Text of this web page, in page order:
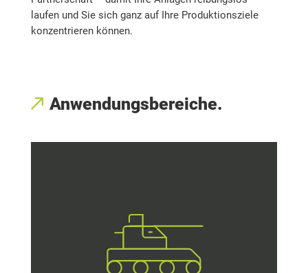
laufen und Sie sich ganz auf Ihre Produktionsziele
konzentrieren können.
Anwendungsbereiche.